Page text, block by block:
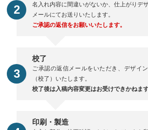
名入れ内容に間違いがないか、仕上がりデ
メールにてお送りいたします。
ご承認の返信をお願いいたします。
校了
ご承認の返信メールをいただき、デザイ
（校了）いたします。
校了後は入稿内容変更はお受けできかねます
印刷・製造